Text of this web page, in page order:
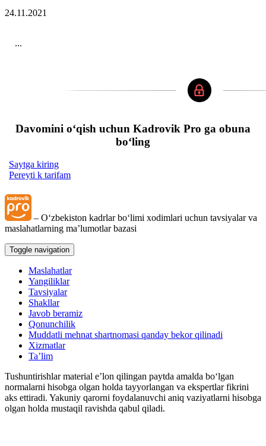
24.11.2021
...
Davomini oʻqish uchun Kadrovik Pro ga obuna
boʻling
Saytga kiring
Pereyti k tarifam
– Oʻzbekiston kadrlar boʻlimi хodimlari uchun tavsiyalar va
maslahatlarning ma’lumotlar bazasi
Toggle navigation
Maslahatlar
Yangiliklar
Tavsiyalar
Shakllar
Javob beramiz
Qonunchilik
Muddatli mehnat shartnomasi qanday bekor qilinadi
Xizmatlar
Ta’lim
Tushuntirishlar material e’lon qilingan paytda amalda boʻlgan
normalarni hisobga olgan holda tayyorlangan va ekspertlar fikrini
aks ettiradi. Yakuniy qarorni foydalanuvchi aniq vaziyatlarni hisobga
olgan holda mustaqil ravishda qabul qiladi.